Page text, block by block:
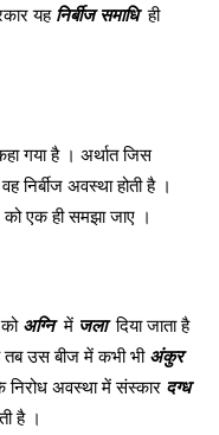
यह निर्बीज समाधिही
गया है । अर्थात जिस
निर्बीज अवस्था होती है ।
एक ही समझा जाए ।
अग्निमें जलादिया जाता है
तब उस बीज में कभी भी अंकुर
निरोध अवस्था में संस्कार दग्ध
है ।